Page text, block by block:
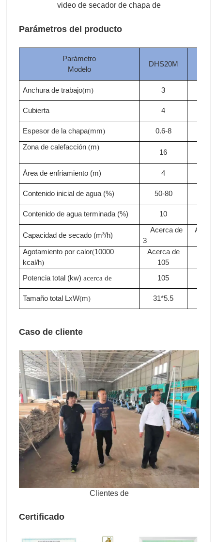
video de secador de chapa de
Parámetros del producto
Parámetro
Modelo
DHS20M
Anchura de trabajo(m) 3
Cubierta 4
Espesor de la chapa(mm) 0.6-8
Zona de calefacción (m)
16
Área de enfriamiento (m) 4
Contenido inicial de agua (%) 50-80
Contenido de agua terminada (%) 10
Capacidad de secado (m³/h)
Acerca de
3
Agotamiento por calor(10000
kcal/h)
Acerca de
105
Potencia total (kw) acerca de 105
Tamaño total LxW(m) 31*5.5
Caso de cliente
Clientes de
Certificado